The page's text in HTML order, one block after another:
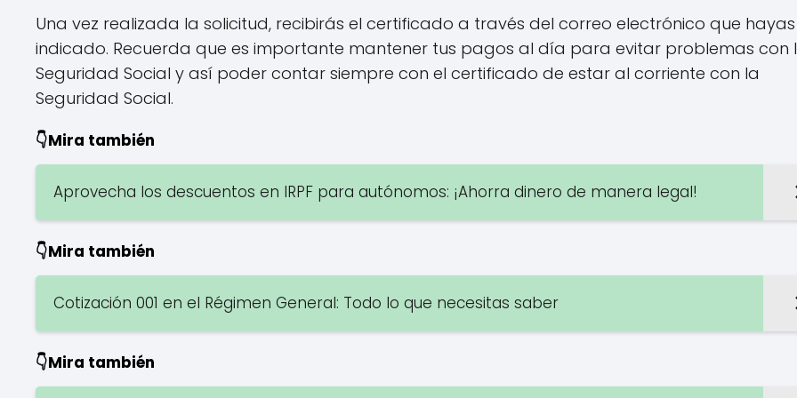
Una vez realizada la solicitud, recibirás el certificado a través del correo electrónico que hayas
indicado. Recuerda que es importante mantener tus pagos al día para evitar problemas con
Seguridad Social y así poder contar siempre con el certificado de estar al corriente con la
Seguridad Social.
👇Mira también
Aprovecha los descuentos en IRPF para autónomos: ¡Ahorra dinero de manera legal!
👇Mira también
Cotización 001 en el Régimen General: Todo lo que necesitas saber
👇Mira también